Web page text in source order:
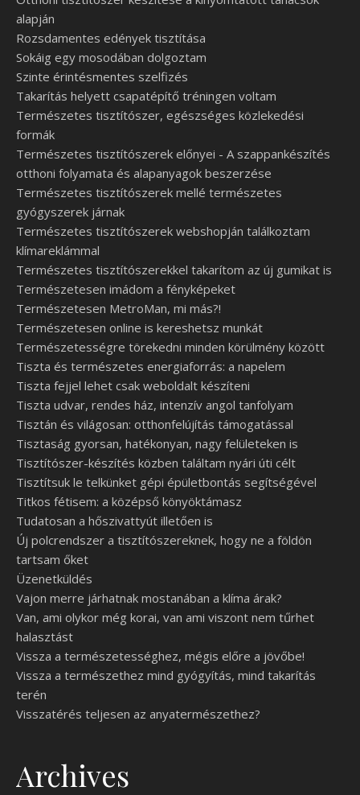
alapján
Rozsdamentes edények tisztítása
Sokáig egy mosodában dolgoztam
Szinte érintésmentes szelfizés
Takarítás helyett csapatépítő tréningen voltam
Természetes tisztítószer, egészséges közlekedési
formák
Természetes tisztítószerek előnyei - A szappankészítés
otthoni folyamata és alapanyagok beszerzése
Természetes tisztítószerek mellé természetes
gyógyszerek járnak
Természetes tisztítószerek webshopján találkoztam
klímareklámmal
Természetes tisztítószerekkel takarítom az új gumikat is
Természetesen imádom a fényképeket
Természetesen MetroMan, mi más?!
Természetesen online is kereshetsz munkát
Természetességre törekedni minden körülmény között
Tiszta és természetes energiaforrás: a napelem
Tiszta fejjel lehet csak weboldalt készíteni
Tiszta udvar, rendes ház, intenzív angol tanfolyam
Tisztán és világosan: otthonfelújítás támogatással
Tisztaság gyorsan, hatékonyan, nagy felületeken is
Tisztítószer-készítés közben találtam nyári úti célt
Tisztítsuk le telkünket gépi épületbontás segítségével
Titkos fétisem: a középső könyöktámasz
Tudatosan a hőszivattyút illetően is
Új polcrendszer a tisztítószereknek, hogy ne a földön
tartsam őket
Üzenetküldés
Vajon merre járhatnak mostanában a klíma árak?
Van, ami olykor még korai, van ami viszont nem tűrhet
halasztást
Vissza a természetességhez, mégis előre a jövőbe!
Vissza a természethez mind gyógyítás, mind takarítás
terén
Visszatérés teljesen az anyatermészethez?
Archives